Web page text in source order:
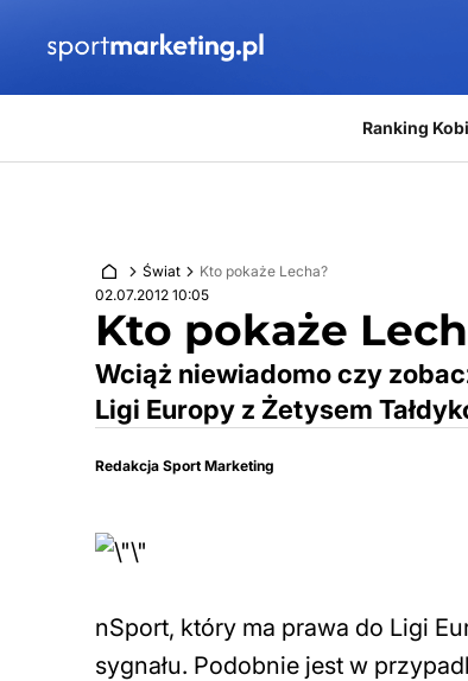
Ranking
Świat
Kto pokaże Lecha?
02.07.2012 10:05
Kto pokaże
Wciąż niewiadomo czy
Ligi Europy z Żetysem
Redakcja Sport Marketing
nSport, który ma prawa do Ligi
sygnału. Podobnie jest w